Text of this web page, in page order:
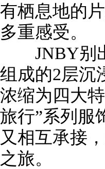
有栖息地的
多重感受。
JNBY别出
组成的2层沉
浓缩为四大
旅行”系列服
又相互承接
之旅。